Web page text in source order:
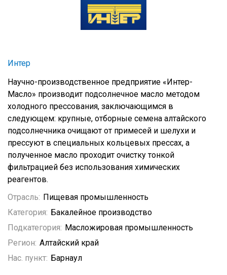
Интер
Научно-производственное предприятие «Интер-
Масло» производит подсолнечное масло методом
холодного прессования, заключающимся в
следующем: крупные, отборные семена алтайского
подсолнечника очищают от примесей и шелухи и
прессуют в специальных кольцевых прессах, а
полученное масло проходит очистку тонкой
фильтрацией без использования химических
реагентов.
Отрасль: Пищевая промышленность
Категория: Бакалейное производство
Подкатегория: Масложировая промышленность
Регион: Алтайский край
Нас. пункт: Барнаул